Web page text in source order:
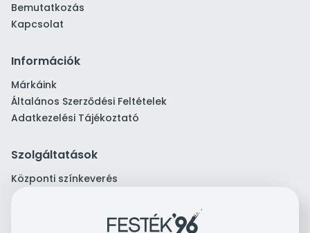
Bemutatkozás
Kapcsolat
Információk
Márkáink
Általános Szerződési Feltételek
Adatkezelési Tájékoztató
Szolgáltatások
Központi színkeverés